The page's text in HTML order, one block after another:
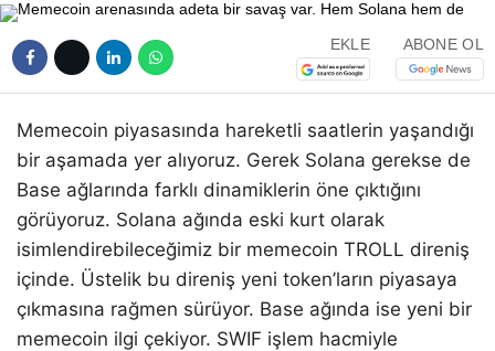
EKLE ABONE OL
Memecoin piyasasında hareketli saatlerin yaşandığı
bir aşamada yer alıyoruz. Gerek Solana gerekse de
Base ağlarında farklı dinamiklerin öne çıktığını
görüyoruz. Solana ağında eski kurt olarak
isimlendirebileceğimiz bir memecoin TROLL direniş
içinde. Üstelik bu direniş yeni token’ların piyasaya
çıkmasına rağmen sürüyor. Base ağında ise yeni bir
memecoin ilgi çekiyor. SWIF işlem hacmiyle